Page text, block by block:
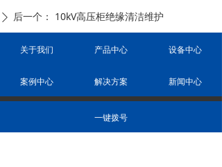
ꄲ 后一个： 10kV高压柜绝缘清洁维护
关于我们 产品中心 设备中心
案例中心 解决方案 新闻中心
广州高奇电力工程有限公司
一键拨号